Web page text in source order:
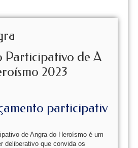
Participativo de A
2023
participativ
de Angra do Heroísmo é um
deliberativo que convida os